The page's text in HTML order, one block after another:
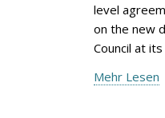
level
on the new
Council at
Mehr Lesen